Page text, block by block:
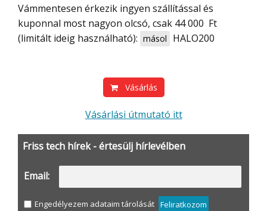
Vámmentesen érkezik ingyen szállítással és
kuponnal most nagyon olcsó, csak 44 000 Ft
(limitált ideig használható): másol HALO200
Vásárlás
Vásárlási útmutató itt
Friss tech hírek - értesülj hírlevélben
Email:
Engedélyezem adataim tárolását Feliratkozom